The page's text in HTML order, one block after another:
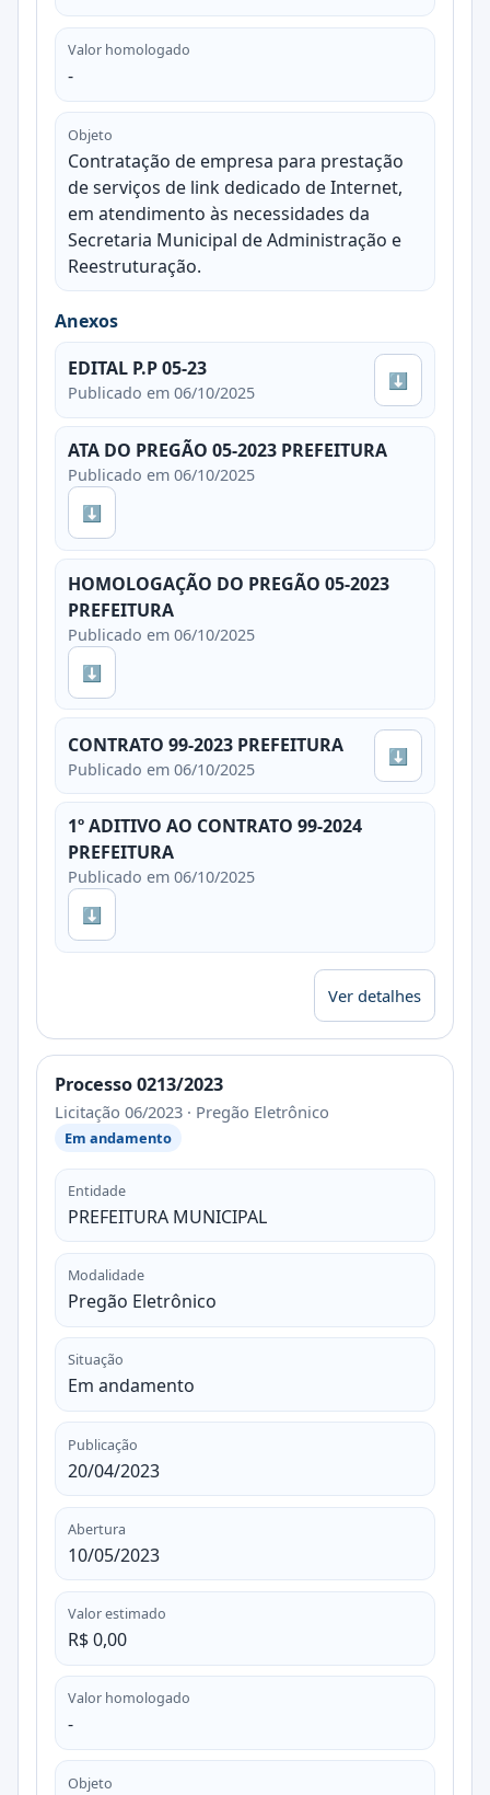
Valor homologado
-
Objeto
Contratação de empresa para prestação
de serviços de link dedicado de Internet,
em atendimento às necessidades da
Secretaria Municipal de Administração e
Reestruturação.
Anexos
EDITAL P.P 05-23
Publicado em 06/10/2025
⬇
ATA DO PREGÃO 05-2023 PREFEITURA
Publicado em 06/10/2025
⬇
HOMOLOGAÇÃO DO PREGÃO 05-2023
PREFEITURA
Publicado em 06/10/2025
⬇
CONTRATO 99-2023 PREFEITURA
Publicado em 06/10/2025
⬇
1º ADITIVO AO CONTRATO 99-2024
PREFEITURA
Publicado em 06/10/2025
⬇
Ver detalhes
Processo 0213/2023
Licitação 06/2023 · Pregão Eletrônico
Em andamento
Entidade
PREFEITURA MUNICIPAL
Modalidade
Pregão Eletrônico
Situação
Em andamento
Publicação
20/04/2023
Abertura
10/05/2023
Valor estimado
R$ 0,00
Valor homologado
-
Objeto